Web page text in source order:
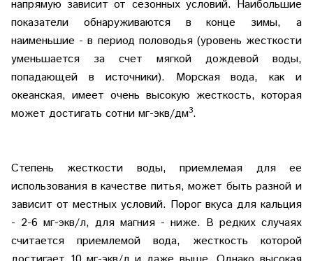
напрямую зависит от сезонных условий. Наибольшие
показатели обнаруживаются в конце зимы, а
наименьшие - в период половодья (уровень жесткости
уменьшается за счет мягкой дождевой воды,
попадающей в источники). Морская вода, как и
океанская, имеет очень высокую жесткость, которая
может достигать сотни мг-экв/дм3.
Степень жесткости воды, приемлемая для ее
использования в качестве питья, может быть разной и
зависит от местных условий. Порог вкуса для кальция
- 2-6 мг-экв/л, для магния - ниже. В редких случаях
считается приемлемой вода, жесткость которой